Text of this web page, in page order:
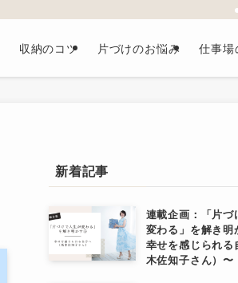
収納のコツ 片づけのお悩み 仕事場
新着記事
連載企画：「片づ
変わる」を解き
幸せを感じられる
木佐知子さん）〜